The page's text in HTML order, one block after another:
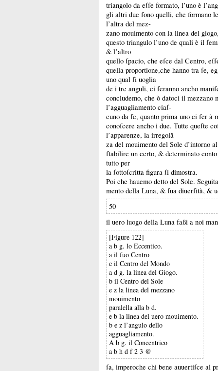
triangolo da eſſe formato, l’uno è
gli altri due ſono quelli, che formano
l’altra del mez-
zano mouimento con la linea del
questo triangulo l’uno de quali è il
& l’altro
quello ſpacio, che eſce dal Centro,
quella proportione,che hanno tra ſe,
uno qual ſi uoglia
de i tre anguli, ci ſeranno ancho
concludemo, che ò datoci il mezzano
l’agguagliamento ciaſ-
cuno da ſe, quanto prima uno ci ſer à
conoſcere ancho i due. Tutte queſte
l’apparenze, la irregolă
za del mouimento del Sole d’intorno
ſtabilire un certo, & determinato
tutto per
la ſottoſcritta figura ſi dimostra.
Poi che hauemo detto del Sole.
mento della Luna, & ſua diuerſità, &
50
il uero luogo della Luna faßi a noi
[Figure 122]
a b g. lo Eccentico.
a il ſuo Centro
e il Centro del Mondo
a d g. la linea del Giogo.
b il Centro del Sole
e z la linea del mezzano
mouimento
paralella alla b d.
e b la linea del uero mouimento.
b e z l’angulo dello
agguagliamento.
A b g. il Concentrico
a b h d f 2 3 @
ſa, imperoche chi bene auuertiſce al